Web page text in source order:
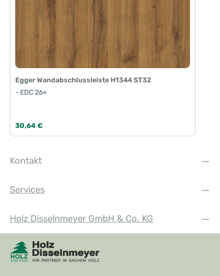
Egger Wandabschlussleiste H1344 ST32
- EDC 26+
Regulärer Preis:
30,64 €
Kontakt
Services
Holz Disselnmeyer GmbH & Co. KG